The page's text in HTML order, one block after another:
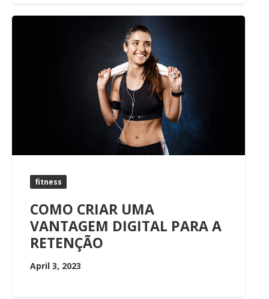
fitness
COMO CRIAR UMA
VANTAGEM DIGITAL PARA A
RETENÇÃO
April 3, 2023